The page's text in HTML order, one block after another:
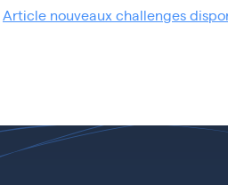
Article nouveaux challenges